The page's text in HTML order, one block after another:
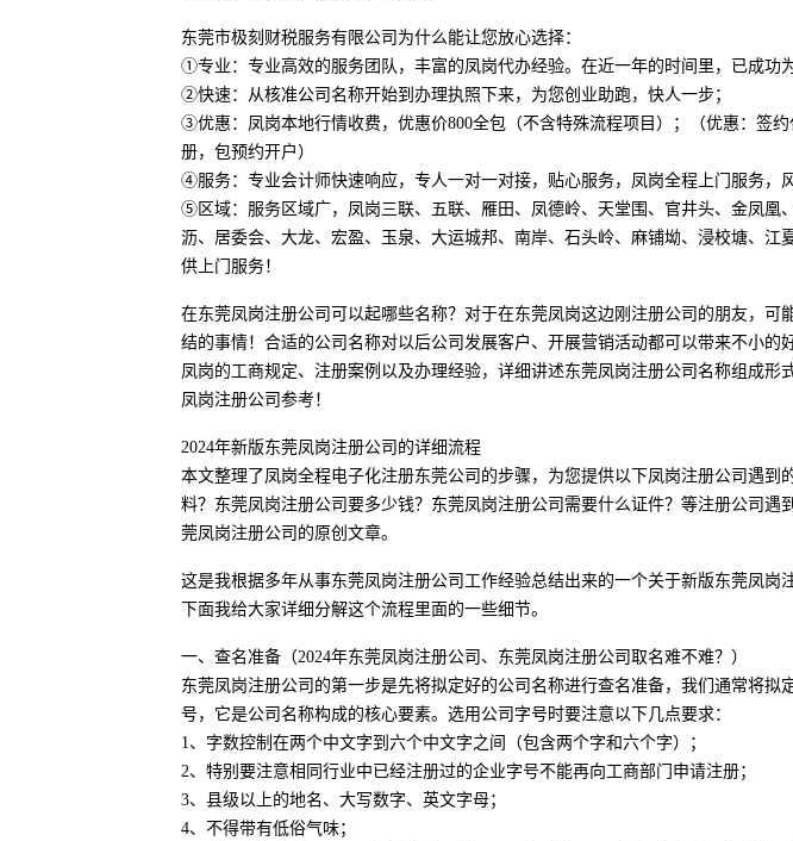
东莞市极刻财税服务有限公司为什么能让您放心选择：
①专业：专业高效的服务团队，丰富的凤岗代办经验。在近一年的时间里，已成功
②快速：从核准公司名称开始到办理执照下来，为您创业助跑，快人一步；
③优惠：凤岗本地行情收费，优惠价800全包（不含特殊流程项目）；（优惠：签
册，包预约开户）
④服务：专业会计师快速响应，专人一对一对接，贴心服务，凤岗全程上门服务，
⑤区域：服务区域广，凤岗三联、五联、雁田、凤德岭、天堂围、官井头、金凤凰
沥、居委会、大龙、宏盈、玉泉、大运城邦、南岸、石头岭、麻铺坳、浸校塘、江
供上门服务！
在东莞凤岗注册公司可以起哪些名称？对于在东莞凤岗这边刚注册公司的朋友，可
结的事情！合适的公司名称对以后公司发展客户、开展营销活动都可以带来不小的
凤岗的工商规定、注册案例以及办理经验，详细讲述东莞凤岗注册公司名称组成形
凤岗注册公司参考！
2024年新版东莞凤岗注册公司的详细流程
本文整理了凤岗全程电子化注册东莞公司的步骤，为您提供以下凤岗注册公司遇到
料？东莞凤岗注册公司要多少钱？东莞凤岗注册公司需要什么证件？等注册公司遇
莞凤岗注册公司的原创文章。
这是我根据多年从事东莞凤岗注册公司工作经验总结出来的一个关于新版东莞凤岗
下面我给大家详细分解这个流程里面的一些细节。
一、查名准备（2024年东莞凤岗注册公司、东莞凤岗注册公司取名难不难？）
东莞凤岗注册公司的第一步是先将拟定好的公司名称进行查名准备，我们通常将拟
号，它是公司名称构成的核心要素。选用公司字号时要注意以下几点要求：
1、字数控制在两个中文字到六个中文字之间（包含两个字和六个字）；
2、特别要注意相同行业中已经注册过的企业字号不能再向工商部门申请注册；
3、县级以上的地名、大写数字、英文字母；
4、不得带有低俗气味；